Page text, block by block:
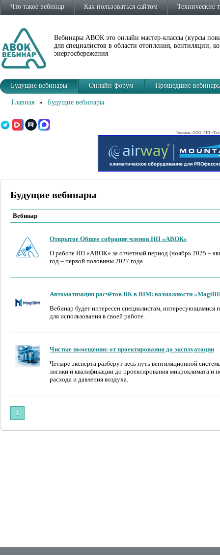
Что такое вебинар Как пользоваться сайтом Технические
Вебинары АВОК это онлайн мастер-классы (курсы
для специалистов в области отопления, вентиляции,
энергосбережения
Будущие вебинары Онлайн-форум Прошедшие
Главная » Будущие вебинары
Реклама: ООО «ПП
Будущие вебинары
Вебинар
Открытое Общее собрание членов НП «АВОК»
О работе НП «АВОК» за отчетный период (ноябрь 2025 –
год – первой половины 2027 года
Автоматизация расчётов ВК в BIM: возможности
Вебинар будет интересен специалистам, интересующимися
для использования в своей работе.
Чистые помещения: от проектирования до эксплуатации
Четыре эксперта разберут весь путь вентиляционной
логики и квалификации до проектирования микроклимата и
расхода и давления воздуха.
1